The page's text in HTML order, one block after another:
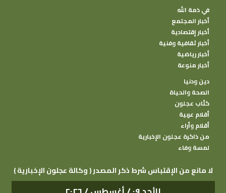
في ذمة الله
أخبار المجتمع
أخبار إقتصادية
أخبار ثقافية وفنية
أخبار رياضية
أخبار منوعة
دين ودنيا
الصحة والحياة
كتًاب عجلون
أقلام عربية
أقلام وأراء
من ذاكرة عجلون الإخبارية
لمسة وفاء
( وكالة عجلون الإخبارية ) لا مانع من الإقتباس شرط ذكر المصدر